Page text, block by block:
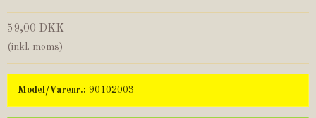
59,00 DKK
(inkl. moms)
Model/Varenr.: 90102003